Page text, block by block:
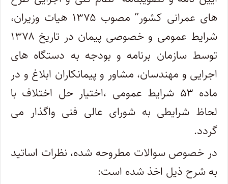
های عمرانی کشور” مصوب ۱۳۷۵ هیات وزیران،
شرایط عمومی و خصوصی پیمان در تاریخ ۱۳۷۸
توسط سازمان برنامه و بودجه به دستگاه های
اجرایی و مهندسان، مشاور و پیمانکاران ابلاغ و در
ماده ۵۳ شرایط عمومی ،اختیار حل اختلاف با
لحاظ شرایطی به شورای عالی فنی واگذار می
گردد.
در خصوص سوالات مطروحه شده، نظرات اساتید
به شرح ذیل اخذ شده است: